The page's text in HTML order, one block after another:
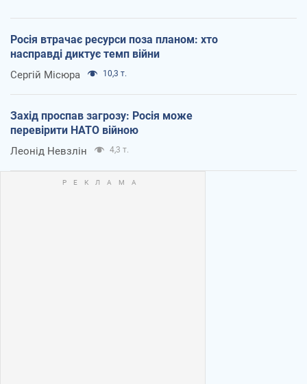
Росія втрачає ресурси поза планом: хто
насправді диктує темп війни
Сергій Місюра 10,3 т.
Захід проспав загрозу: Росія може
перевірити НАТО війною
Леонід Невзлін 4,3 т.